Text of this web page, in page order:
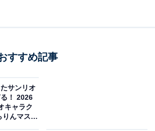
もふポーシェット（画像出典：タカラトミーアー
から2026年6月に発売される「ト
すすめ記事
サンリオ
！ 2026
キャラク
りんマスコ